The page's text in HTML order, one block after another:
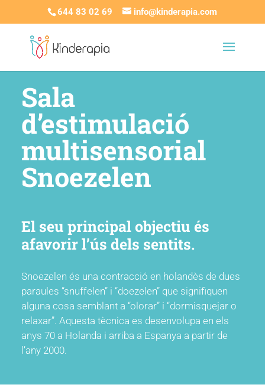
644 83 02 69 info@kinderapia.com
Sala
d’estimulació
multisensorial
Snoezelen
El seu principal objectiu és
afavorir l’ús dels sentits.
Snoezelen és una contracció en holandès de dues
paraules “snuffelen” i “doezelen” que signifiquen
alguna cosa semblant a “olorar” i “dormisquejar o
relaxar”. Aquesta tècnica es desenvolupa en els
anys 70 a Holanda i arriba a Espanya a partir de
l’any 2000.